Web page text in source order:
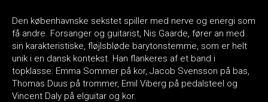
Den københavnske sekstet spiller med nerve og energi som
få andre. Forsanger og guitarist, Nis Gaarde, fører an med
sin karakteristiske, fløjlsbløde barytonstemme, som er helt
unik i en dansk kontekst. Han flankeres af et band i
topklasse: Emma Sommer på kor, Jacob Svensson på bas,
Thomas Duus på trommer, Emil Viberg på pedalsteel og
Vincent Daly på elguitar og kor.